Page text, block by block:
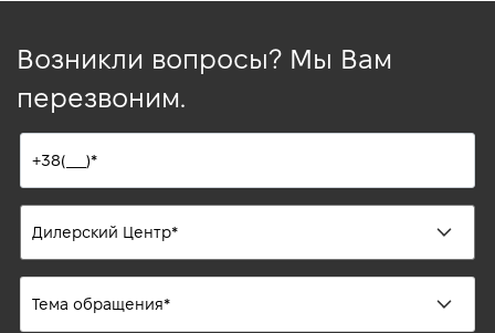
Возникли вопросы? Мы Вам
перезвоним.